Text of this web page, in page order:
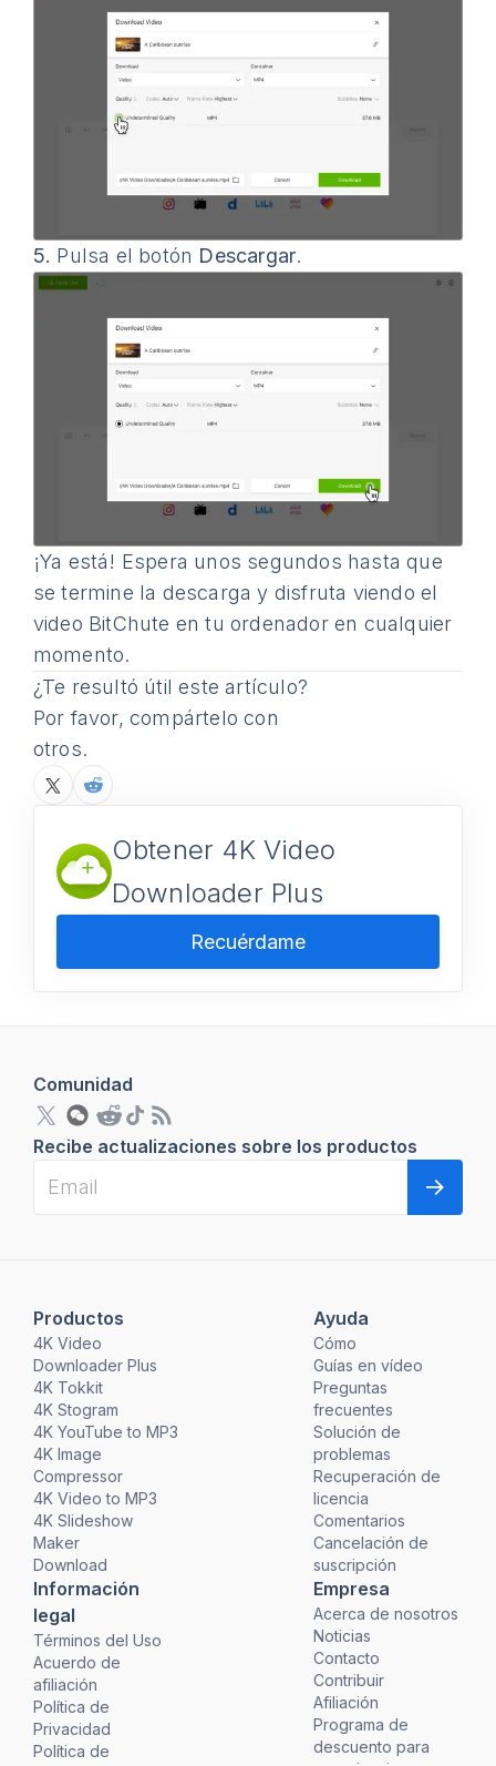
5. Pulsa el botón Descargar.
¡Ya está! Espera unos segundos hasta que
se termine la descarga y disfruta viendo el
video BitChute en tu ordenador en cualquier
momento.
¿Te resultó útil este artículo?
Por favor, compártelo con
otros.
Obtener 4K Video
Downloader Plus
Recuérdame
Productos
4K Video
Downloader Plus
4K Tokkit
4K Stogram
4K YouTube to MP3
4K Image
Compressor
4K Video to MP3
4K Slideshow
Maker
Download
Ayuda
Cómo
Guías en vídeo
Preguntas
frecuentes
Solución de
problemas
Recuperación de
licencia
Comentarios
Cancelación de
suscripción
Información
legal
Términos del Uso
Acuerdo de
afiliación
Política de
Privacidad
Política de
Empresa
Acerca de nosotros
Noticias
Contacto
Contribuir
Afiliación
Programa de
descuento para
Comunidad
Recibe actualizaciones sobre los productos